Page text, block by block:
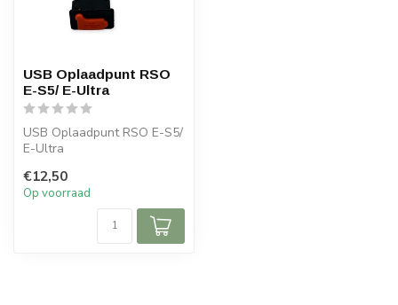
USB Oplaadpunt RSO
E-S5/ E-Ultra
USB Oplaadpunt RSO E-S5/
E-Ultra
€12,50
Op voorraad